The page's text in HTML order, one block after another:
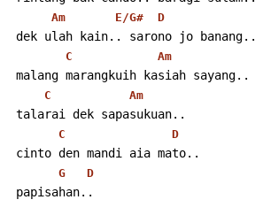
Am E/G# D
dek ulah kain.. sarono jo banang..
C Am
malang marangkuih kasiah sayang..
C Am
talarai dek sapasukuan..
C D
cinto den mandi aia mato..
G D
papisahan..